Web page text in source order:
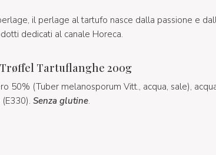
il perlage al tartufo nasce dalla passione e
dedicati al canale Horeca.
Tartuflanghe 200g
50% (Tuber melanosporum Vitt., acqua, sale),
Senza glutine.